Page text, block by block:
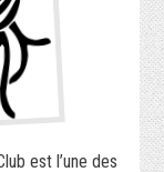
est l’une des